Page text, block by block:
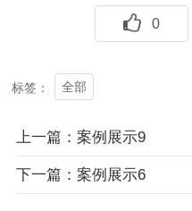
0
标签： 全部
上一篇：案例展示9
下一篇：案例展示6